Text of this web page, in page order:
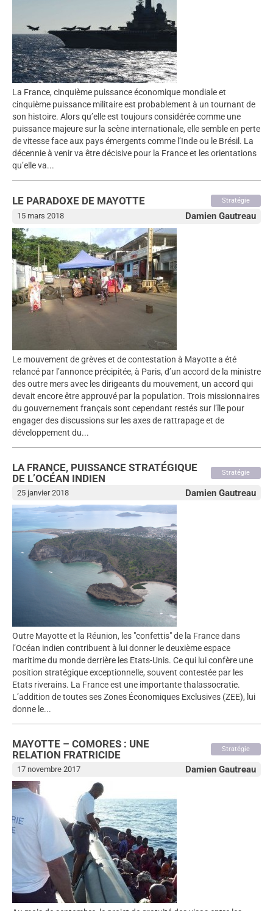
La France, cinquième puissance économique mondiale et
cinquième puissance militaire est probablement à un tournant de
son histoire. Alors qu’elle est toujours considérée comme une
puissance majeure sur la scène internationale, elle semble en perte
de vitesse face aux pays émergents comme l’Inde ou le Brésil. La
décennie à venir va être décisive pour la France et les orientations
qu’elle va...
Stratégie
LE PARADOXE DE MAYOTTE
Damien Gautreau
15 mars 2018
Le mouvement de grèves et de contestation à Mayotte a été
relancé par l’annonce précipitée, à Paris, d’un accord de la ministre
des outre mers avec les dirigeants du mouvement, un accord qui
devait encore être approuvé par la population. Trois missionnaires
du gouvernement français sont cependant restés sur l’île pour
engager des discussions sur les axes de rattrapage et de
développement du...
Stratégie
LA FRANCE, PUISSANCE STRATÉGIQUE
DE L’OCÉAN INDIEN
Damien Gautreau
25 janvier 2018
Outre Mayotte et la Réunion, les "confettis" de la France dans
l’Océan indien contribuent à lui donner le deuxième espace
maritime du monde derrière les Etats-Unis. Ce qui lui confère une
position stratégique exceptionnelle, souvent contestée par les
Etats riverains. La France est une importante thalassocratie.
L’addition de toutes ses Zones Économiques Exclusives (ZEE), lui
donne le...
Stratégie
MAYOTTE – COMORES : UNE
RELATION FRATRICIDE
Damien Gautreau
17 novembre 2017